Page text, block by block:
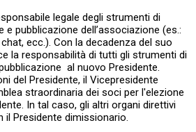
legale degli strumenti di
e pubblicazione dell’associazione (es.:
ecc.). Con la decadenza del suo
la responsabilità di tutti gli strumenti di
al nuovo Presidente.
del Presidente, il Vicepresidente
straordinaria dei soci per l'elezione
In tal caso, gli altri organi direttivi
il Presidente dimissionario.